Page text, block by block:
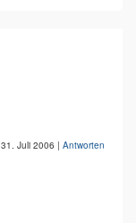
31. Juli 2006 | Antworten